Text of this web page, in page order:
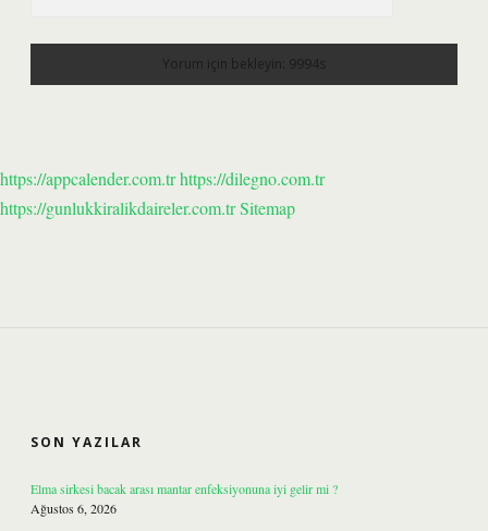
https://appcalender.com.trhttps://dilegno.com.tr
https://gunlukkiralikdaireler.com.trSitemap
SON YAZILAR
Elma sirkesi bacak arası mantar enfeksiyonuna iyi gelir mi ?
Ağustos 6, 2026